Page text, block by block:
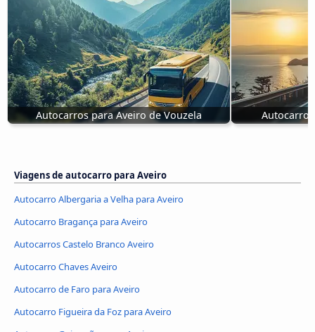
Autocarros para Aveiro de Vouzela Autocarro
Viagens de autocarro para Aveiro
Autocarro Albergaria a Velha para Aveiro
Autocarro Bragança para Aveiro
Autocarros Castelo Branco Aveiro
Autocarro Chaves Aveiro
Autocarro de Faro para Aveiro
Autocarro Figueira da Foz para Aveiro